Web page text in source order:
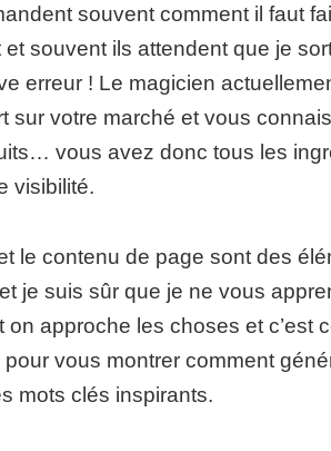
souvent comment il faut
souvent ils attendent que je
erreur ! Le magicien
sur votre marché et vous
vous avez donc tous les
visibilité.
le contenu de page sont des
je suis sûr que je ne vous
on approche les choses et c’est
vous montrer comment
mots clés inspirants.